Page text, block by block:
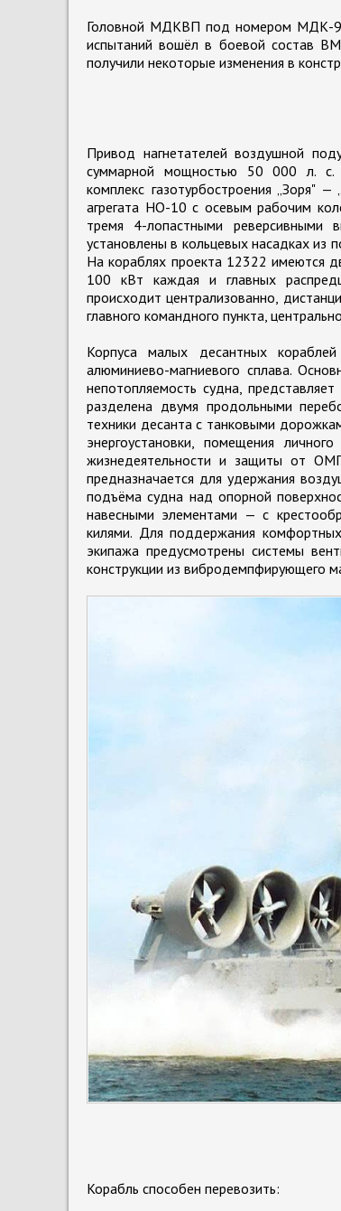
Головной МДКВП под номером МДК-
испытаний вошёл в боевой состав
получили некоторые изменения в
Привод нагнетателей воздушной
суммарной мощностью 50 000 л. с.
комплекс газотурбостроения „Зоря"
агрегата НО-10 с осевым рабочим
тремя 4-лопастными
установлены в кольцевых насадках
На кораблях проекта 12322 имеются
100 кВт каждая и главных
происходит централизованно,
главного командного пункта,
Корпуса малых десантных
алюминиево-магниевого сплава.
непотопляемость судна,
разделена двумя продольными
техники десанта с танковыми
энергоустановки, помещения
жизнедеятельности и защиты от
предназначается для удержания
подъёма судна над опорной
навесными элементами — с
килями. Для поддержания
экипажа предусмотрены системы
конструкции из вибродемпфирующего
Корабль способен перевозить: